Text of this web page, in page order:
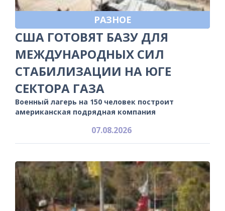
РАЗНОЕ
США ГОТОВЯТ БАЗУ ДЛЯ
МЕЖДУНАРОДНЫХ СИЛ
СТАБИЛИЗАЦИИ НА ЮГЕ
СЕКТОРА ГАЗА
Военный лагерь на 150 человек построит
американская подрядная компания
07.08.2026